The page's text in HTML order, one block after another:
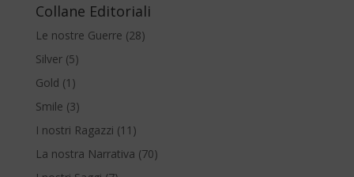
Collane Editoriali
Le nostre Guerre (28)
Silver (5)
Gold (1)
Smile (3)
I nostri Ragazzi (11)
La nostra Narrativa (70)